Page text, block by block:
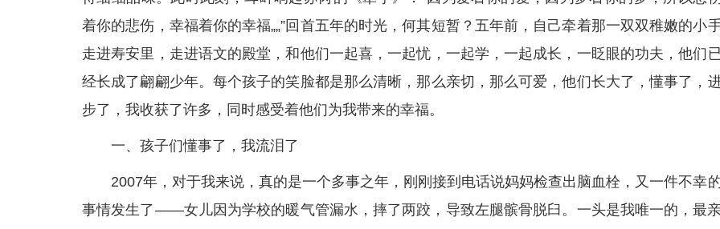
着你的悲伤，幸福着你的幸福„„”回首五年的时光，何其短暂？五年前，自己牵着那一双双稚嫩的小
走进寿安里，走进语文的殿堂，和他们一起喜，一起忧，一起学，一起成长，一眨眼的功夫，他们
经长成了翩翩少年。每个孩子的笑脸都是那么清晰，那么亲切，那么可爱，他们长大了，懂事了，
步了，我收获了许多，同时感受着他们为我带来的幸福。
一、孩子们懂事了，我流泪了
2007年，对于我来说，真的是一个多事之年，刚刚接到电话说妈妈检查出脑血栓，又一件不幸
事情发生了——女儿因为学校的暖气管漏水，摔了两跤，导致左腿髌骨脱臼。一头是我唯一的，最